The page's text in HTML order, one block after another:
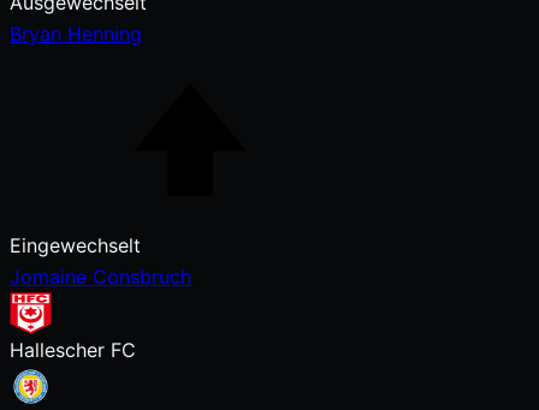
Bryan Henning
Eingewechselt
Jomaine Consbruch
Hallescher FC